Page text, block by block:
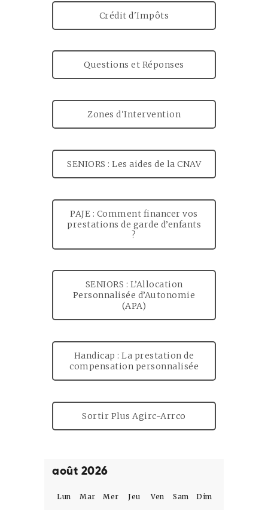
Crédit d'Impôts
Questions et Réponses
Zones d'Intervention
SENIORS : Les aides de la CNAV
PAJE : Comment financer vos
prestations de garde d’enfants
?
SENIORS : L’Allocation
Personnalisée d’Autonomie
(APA)
Handicap : La prestation de
compensation personnalisée
Sortir Plus Agirc-Arrco
août 2026
Lun Mar Mer Jeu Ven Sam Dim